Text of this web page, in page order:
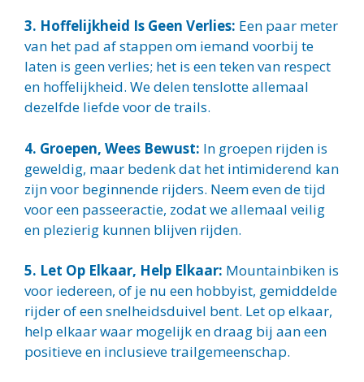
3. Hoffelijkheid Is Geen Verlies: Een paar meter
van het pad af stappen om iemand voorbij te
laten is geen verlies; het is een teken van respect
en hoffelijkheid. We delen tenslotte allemaal
dezelfde liefde voor de trails.
4. Groepen, Wees Bewust: In groepen rijden is
geweldig, maar bedenk dat het intimiderend kan
zijn voor beginnende rijders. Neem even de tijd
voor een passeeractie, zodat we allemaal veilig
en plezierig kunnen blijven rijden.
5. Let Op Elkaar, Help Elkaar: Mountainbiken is
voor iedereen, of je nu een hobbyist, gemiddelde
rijder of een snelheidsduivel bent. Let op elkaar,
help elkaar waar mogelijk en draag bij aan een
positieve en inclusieve trailgemeenschap.